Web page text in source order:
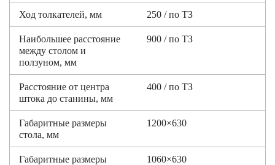
Ход толкателей, мм 250 / по ТЗ
Наибольшее расстояние
между столом и
ползуном, мм
900 / по ТЗ
Расстояние от центра
штока до станины, мм
400 / по ТЗ
Габаритные размеры
стола, мм
1200×630
Габаритные размеры
1060×630